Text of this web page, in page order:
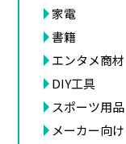
家電
書籍
エンタメ商材
DIY工具
スポーツ用品
メーカー向け